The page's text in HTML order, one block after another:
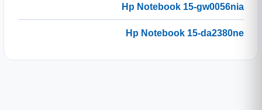
Hp Notebook 15-gw0056nia
Hp Notebook 15-da2380ne